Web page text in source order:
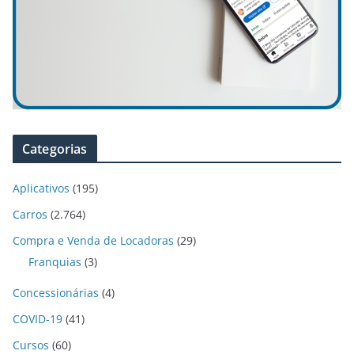
Categorias
Aplicativos (195)
Carros (2.764)
Compra e Venda de Locadoras (29)
Franquias (3)
Concessionárias (4)
COVID-19 (41)
Cursos (60)